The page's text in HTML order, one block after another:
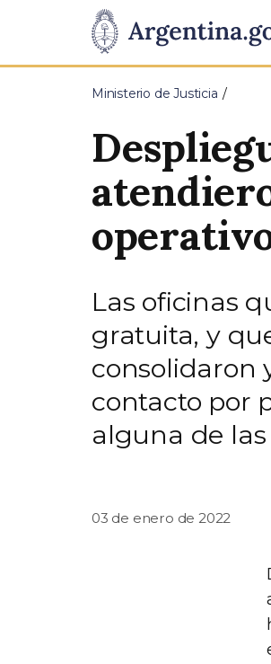
Presidencia
de
Pasar al contenido principal
Ministerio de Justicia
Las oficinas
gratuita, y
consolidaron
contacto por
alguna de
03 de enero de 2022